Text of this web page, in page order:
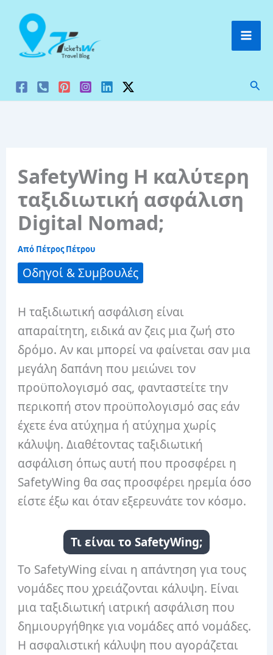
στο
περιεχόμενο
SafetyWing Η καλύτερη
ταξιδιωτική ασφάλιση
Digital Nomad;
Από Πέτρος Πέτρου
Οδηγοί & Συμβουλές
Η ταξιδιωτική ασφάλιση είναι
απαραίτητη, ειδικά αν ζεις μια ζωή στο
δρόμο. Αν και μπορεί να φαίνεται σαν μια
μεγάλη δαπάνη που μειώνει τον
προϋπολογισμό σας, φανταστείτε την
περικοπή στον προϋπολογισμό σας εάν
έχετε ένα ατύχημα ή ατύχημα χωρίς
κάλυψη. Διαθέτοντας ταξιδιωτική
ασφάλιση όπως αυτή που προσφέρει η
SafetyWing θα σας προσφέρει ηρεμία όσο
είστε έξω και όταν εξερευνάτε τον κόσμο.
Τι είναι το SafetyWing;
Το SafetyWing είναι η απάντηση για τους
νομάδες που χρειάζονται κάλυψη. Είναι
μια ταξιδιωτική ιατρική ασφάλιση που
δημιουργήθηκε για νομάδες από νομάδες.
Η ασφαλιστική κάλυψη που αγοράζεται